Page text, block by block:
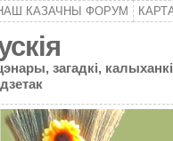
КАЗАЧНЫ ФОРУМ
загадкі,